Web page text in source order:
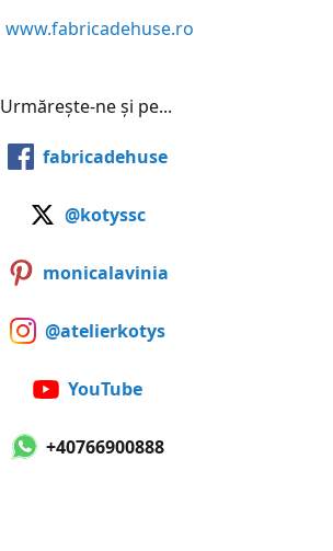
www.fabricadehuse.ro
Urmărește-ne și pe...
fabricadehuse
@kotyssc
monicalavinia
@atelierkotys
YouTube
+40766900888